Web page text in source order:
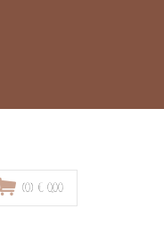
(0) € 0,00